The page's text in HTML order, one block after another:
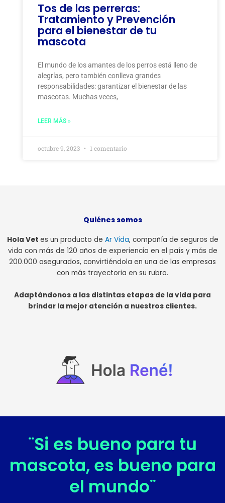
Tos de las perreras:
Tratamiento y Prevención
para el bienestar de tu
mascota
El mundo de los amantes de los perros está lleno de
alegrías, pero también conlleva grandes
responsabilidades: garantizar el bienestar de las
mascotas. Muchas veces,
LEER MÁS »
octubre 9, 2023 1 comentario
Quiénes somos
Hola Vet es un producto de Ar Vida, compañía de seguros de
vida con más de 120 años de experiencia en el país y más de
200.000 asegurados, convirtiéndola en una de las empresas
con más trayectoria en su rubro.
Adaptándonos a las distintas etapas de la vida para
brindar la mejor atención a nuestros clientes.
¨Si es bueno para tu
mascota, es bueno para
el mundo¨